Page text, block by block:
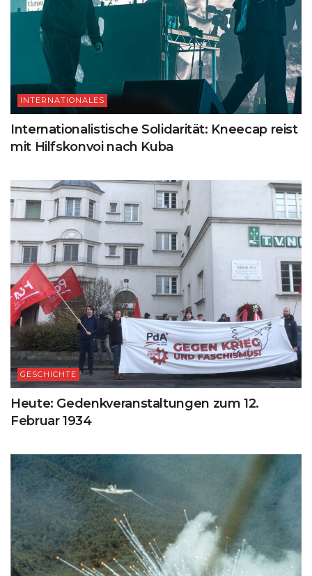
INTERNATIONALES
Internationalistische Solidarität: Kneecap reist
mit Hilfskonvoi nach Kuba
GESCHICHTE
Heute: Gedenkveranstaltungen zum 12.
Februar 1934